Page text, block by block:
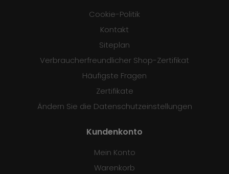
Cookie-Politik
Kontakt
Siteplan
Verbraucherfreundlicher Shop-Zertifikat
Häufigste Fragen
Zertifikate
Ändern Sie die Datenschutzeinstellungen
Kundenkonto
Mein Konto
Warenkorb